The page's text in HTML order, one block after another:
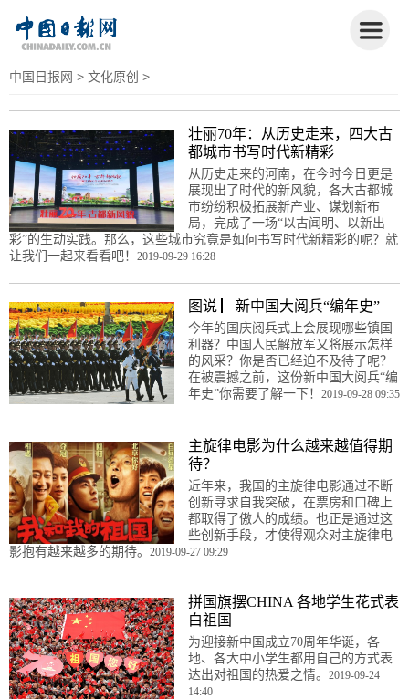
中国日报网 > 文化原创 >
壮丽70年：从历史走来，四大古
都城市书写时代新精彩
从历史走来的河南，在今时今日更是
展现出了时代的新风貌，各大古都城
市纷纷积极拓展新产业、谋划新布
局，完成了一场“以古闻明、以新出
彩”的生动实践。那么，这些城市究竟是如何书写时代新精彩的呢？就
让我们一起来看看吧！ 2019-09-29 16:28
图说 ▏新中国大阅兵“编年史”
今年的国庆阅兵式上会展现哪些镇国
利器？中国人民解放军又将展示怎样
的风采？你是否已经迫不及待了呢？
在被震撼之前，这份新中国大阅兵“编
年史”你需要了解一下！ 2019-09-28 09:35
主旋律电影为什么越来越值得期
待？
近年来，我国的主旋律电影通过不断
创新寻求自我突破，在票房和口碑上
都取得了傲人的成绩。也正是通过这
些创新手段，才使得观众对主旋律电
影抱有越来越多的期待。 2019-09-27 09:29
拼国旗摆CHINA 各地学生花式表
白祖国
为迎接新中国成立70周年华诞，各
地、各大中小学生都用自己的方式表
达出对祖国的热爱之情。 2019-09-24
14:40